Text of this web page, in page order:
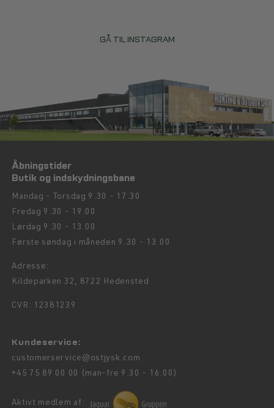
GÅ TIL INSTAGRAM
Åbningstider
Butik og indskydningsbane
Mandag - Torsdag 9.30 - 17.30
Fredag 9.30 - 19.00
Lørdag 9.30 - 13.00
Første søndag i måneden 9.30 - 13.00
Adresse:
Kildeparken 32, 8722 Hedensted
CVR: 12381239
Kundeservice:
customerservice@ostjysk.com
+45 75 89 00 00 (man-fre 9.30 - 16.00)
Aktivt medlem af: